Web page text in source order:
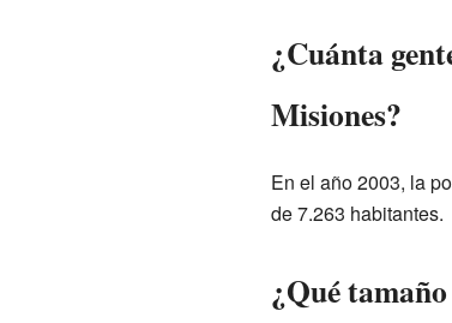
¿Cuánta
Misiones?
En el año 2003, la
de 7.263 habitantes.
¿Qué